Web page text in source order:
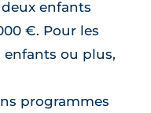
enfants
€. Pour les
ou plus,
programmes